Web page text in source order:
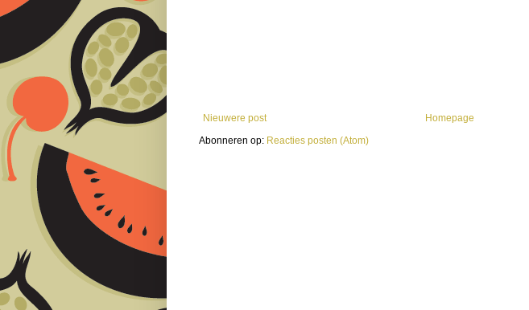
Nieuwere post
Homepage
Abonneren op: Reacties posten (Atom)